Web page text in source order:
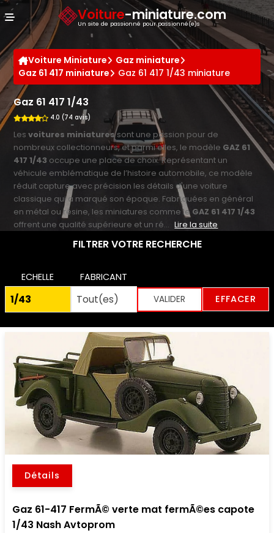
Voiture-miniature.com
Un site de passionné pour passionné(e)s
Voiture Miniature
Gaz miniature
Gaz 61 417 miniature
Gaz 61 417 1/43 miniature
Gaz 61 417 1/43
4.0 (74 avis)
Lesvoitures miniaturessont une passion pour de
nombreux collectionneurs, et parmi elles, le modèle GAZ 61
417 1/43 occupe une place de choix. Représentant un
véhicule emblématique de l’histoire automobile, ce modèle
réduit capture avec précision les détails d'une voiture
classique qui a marqué son époque. Fabriquées en général
en métal ou résine, les miniatures comme le GAZ 61 417 1/43
offrent une qualité supérieure et un ré... Lire la suite
FILTRER VOTRE RECHERCHE
ECHELLE
FABRICANT
EFFACER
Détails
Gaz 61-417 FermÃ© verte mat fermÃ©es capote
1/43 Nash Avtoprom
Panneau de gestion des cookies